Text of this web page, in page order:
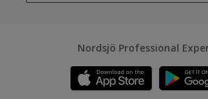
Nordsjö Professional